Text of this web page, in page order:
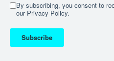
By subscribing, you consent to
our Privacy Policy.
Subscribe